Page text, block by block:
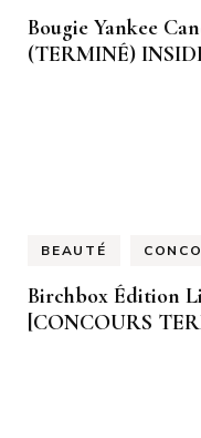
Bougie Yankee
(TERMINÉ)
BEAUTÉ
Birchbox Édition
[CONCOURS